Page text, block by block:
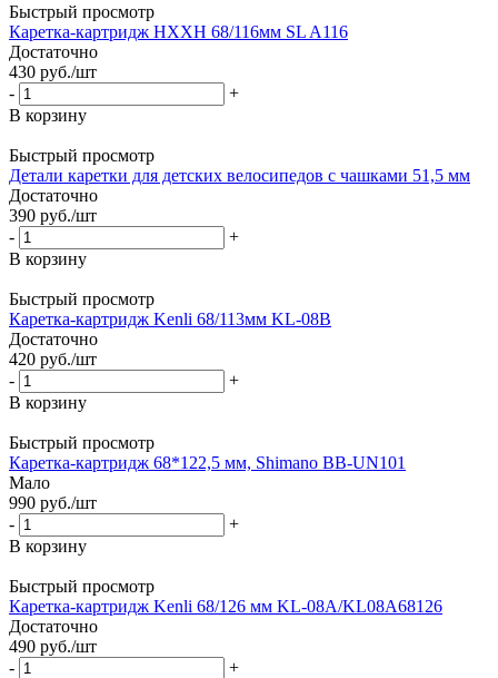
Быстрый просмотр
Каретка-картридж HXXH 68/116мм SL A116
Достаточно
430 руб./шт
-
+
В корзину
Быстрый просмотр
Детали каретки для детских велосипедов с чашками 51,5 мм
Достаточно
390 руб./шт
-
+
В корзину
Быстрый просмотр
Каретка-картридж Kenli 68/113мм KL-08B
Достаточно
420 руб./шт
-
+
В корзину
Быстрый просмотр
Каретка-картридж 68*122,5 мм, Shimano BB-UN101
Мало
990 руб./шт
-
+
В корзину
Быстрый просмотр
Каретка-картридж Kenli 68/126 мм KL-08A/KL08A68126
Достаточно
490 руб./шт
-
+